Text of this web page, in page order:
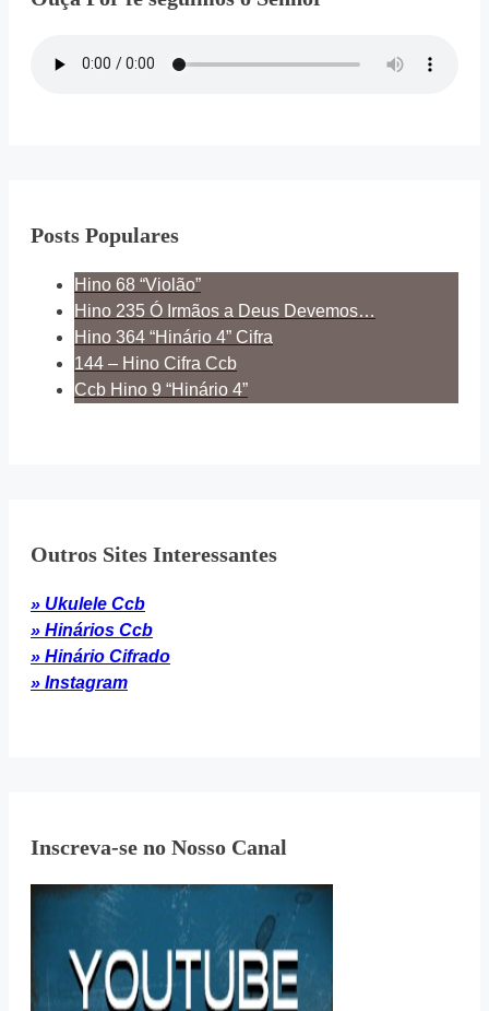
Posts Populares
Hino 68 “Violão”
Hino 235 Ó Irmãos a Deus Devemos…
Hino 364 “Hinário 4” Cifra
144 – Hino Cifra Ccb
Ccb Hino 9 “Hinário 4”
Outros Sites Interessantes
» Ukulele Ccb
» Hinários Ccb
» Hinário Cifrado
» Instagram
Inscreva-se no Nosso Canal